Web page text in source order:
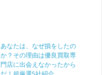
あなたは、なぜ損をしたの
か？その理由は優良買取専
門店に出会えなかったから